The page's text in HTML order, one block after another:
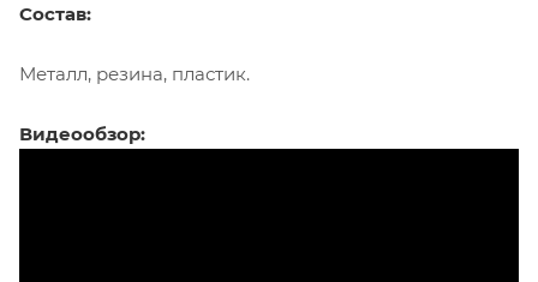
Состав:
Металл, резина, пластик.
Видеообзор: